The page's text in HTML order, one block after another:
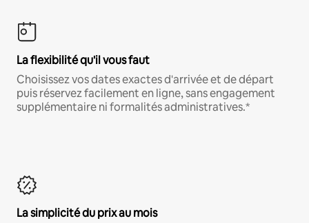
La flexibilité qu'il vous faut
Choisissez vos dates exactes d'arrivée et de départ
puis réservez facilement en ligne, sans engagement
supplémentaire ni formalités administratives.*
La simplicité du prix au mois